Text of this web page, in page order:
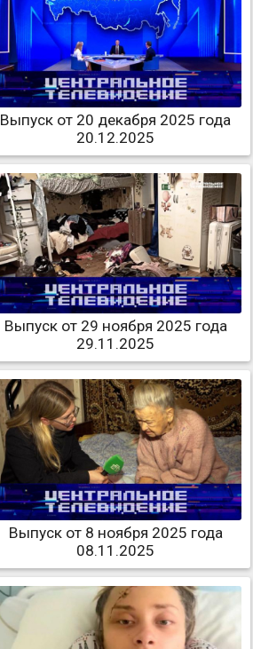
Выпуск от 20 декабря 2025 года
20.12.2025
Выпуск от 29 ноября 2025 года
29.11.2025
Выпуск от 8 ноября 2025 года
08.11.2025